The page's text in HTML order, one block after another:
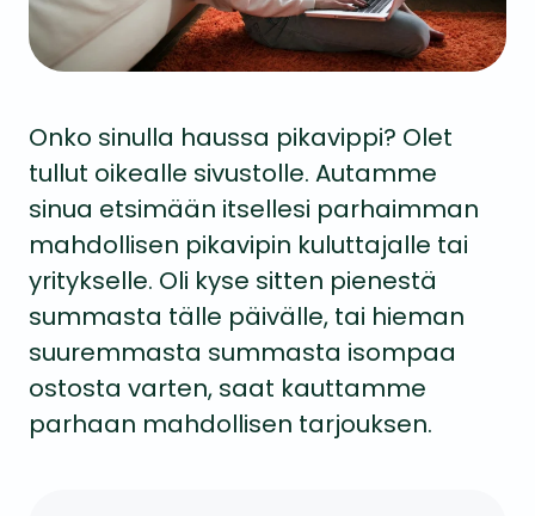
Onko sinulla haussa pikavippi? Olet
tullut oikealle sivustolle. Autamme
sinua etsimään itsellesi parhaimman
mahdollisen pikavipin kuluttajalle tai
yritykselle. Oli kyse sitten pienestä
summasta tälle päivälle, tai hieman
suuremmasta summasta isompaa
ostosta varten, saat kauttamme
parhaan mahdollisen tarjouksen.